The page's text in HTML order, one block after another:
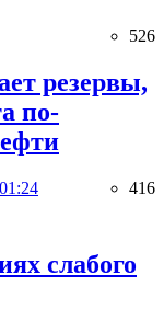
526
резервы,
по-
416
слабого